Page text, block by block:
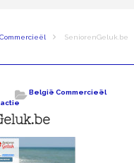
SeniorenGeluk.be
België Commercieël